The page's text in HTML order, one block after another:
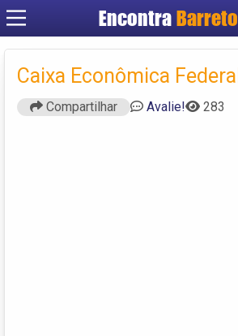
Encontra
Cadastrar
Criar conta
Caixa Econômica
Compartilhar Avalie! 283